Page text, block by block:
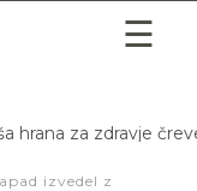
hrana za zdravje
izvedel z